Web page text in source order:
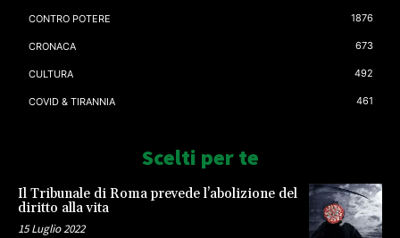
CONTRO POTERE 1876
CRONACA 673
CULTURA 492
COVID & TIRANNIA 461
Scelti per te
Il Tribunale di Roma prevede l’abolizione del
diritto alla vita
15 Luglio 2022